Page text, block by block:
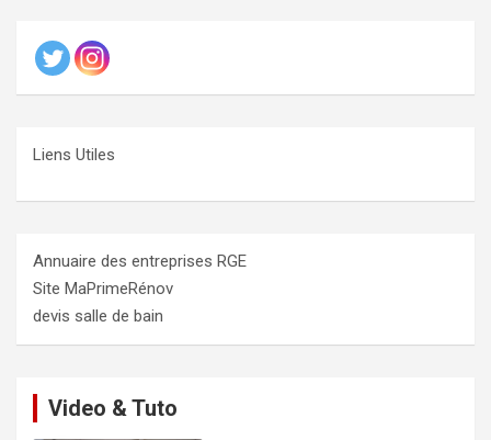
Liens Utiles
Annuaire des entreprises RGE
Site MaPrimeRénov
devis salle de bain
Video & Tuto